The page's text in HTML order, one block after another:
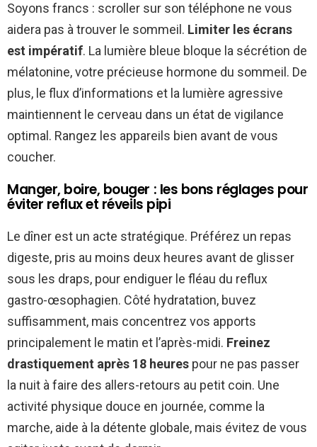
Soyons francs : scroller sur son téléphone ne vous
aidera pas à trouver le sommeil. Limiter les écrans
est impératif. La lumière bleue bloque la sécrétion de
mélatonine, votre précieuse hormone du sommeil. De
plus, le flux d’informations et la lumière agressive
maintiennent le cerveau dans un état de vigilance
optimal. Rangez les appareils bien avant de vous
coucher.
Manger, boire, bouger : les bons réglages pour
éviter reflux et réveils pipi
Le dîner est un acte stratégique. Préférez un repas
digeste, pris au moins deux heures avant de glisser
sous les draps, pour endiguer le fléau du reflux
gastro-œsophagien. Côté hydratation, buvez
suffisamment, mais concentrez vos apports
principalement le matin et l’après-midi. Freinez
drastiquement après 18 heures pour ne pas passer
la nuit à faire des allers-retours au petit coin. Une
activité physique douce en journée, comme la
marche, aide à la détente globale, mais évitez de vous